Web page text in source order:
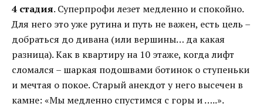
4 стадия. Суперпрофи лезет медленно и спокойно.
Для него это уже рутина и путь не важен, есть цель –
добраться до дивана (или вершины… да какая
разница). Как в квартиру на 10 этаже, когда лифт
сломался – шаркая подошвами ботинок о ступеньки
и мечтая о покое. Старый анекдот у него высечен в
камне: «Мы медленно спустимся с горы и …..».